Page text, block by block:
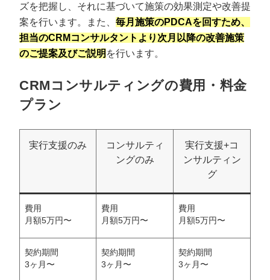
ズを把握し、それに基づいて施策の効果測定や改善提
案を行います。また、 毎月施策のPDCAを回すため、
担当のCRMコンサルタントより次月以降の改善施策
のご提案及びご説明 を行います。
CRMコンサルティングの費用・料金
プラン
実行支援のみ
コンサルティ
ングのみ
実行支援+コ
ンサルティン
グ
費用
月額5万円〜
費用
月額5万円〜
費用
月額5万円〜
契約期間
3ヶ月〜
契約期間
3ヶ月〜
契約期間
3ヶ月〜